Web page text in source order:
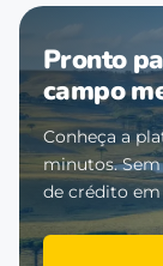
Pronto
campo
Conheça a
minutos.
de crédito em